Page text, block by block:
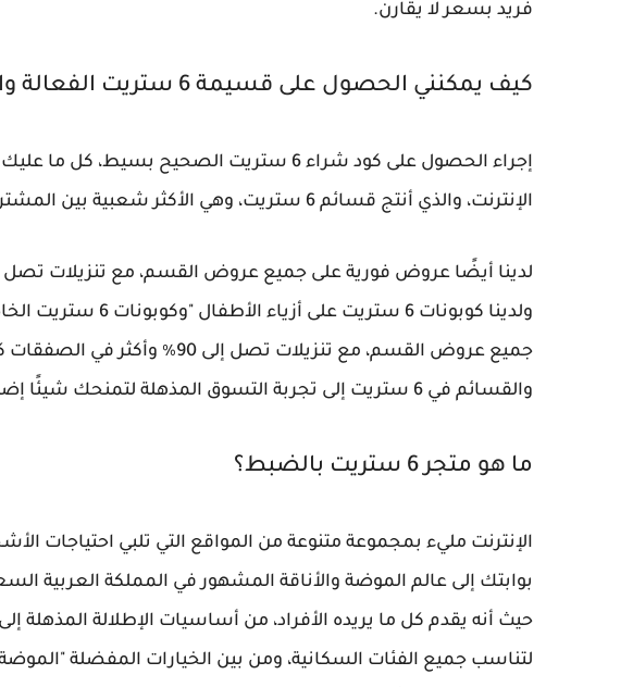
فريد بسعر لا يقارن.
كيف يمكنني الحصول على قسيمة 6 ستريت الفعالة والمميزة؟
إجراء الحصول على كود شراء 6 ستريت الصحيح
الإنترنت، والذي أنتج قسائم 6 ستريت، وهي الأكثر شعبية بين المشترين العرب والعالميين.
ولدينا كوبونات 6
جميع عروض القسم، مع تنزيلات
والقسائم في 6 ستريت إلى تجربة التسوق المذهلة لتمنحك شيئًا إضافيًا.
ما هو متجر 6 ستريت بالضبط؟
الإنترنت مليء بمجموعة متنوعة من المواقع التي تلبي احتياجات
بوابتك إلى عالم الموضة والأناقة المشهور في المملكة العربية
حيث أنه يقدم كل ما يريده الأفراد، من أساسيات الإطلالة المذهلة
لتناسب جميع الفئات السكانية، ومن بين الخيارات المفضلة